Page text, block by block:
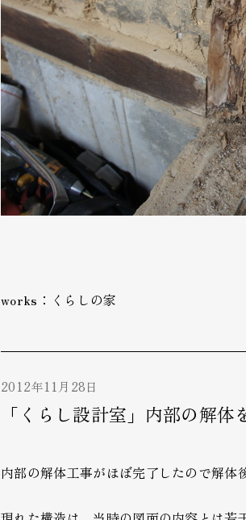
works：くらしの家
2012年11月28日
「くらし設計室」内部の解体
内部の解体工事がほぼ完了したので解体